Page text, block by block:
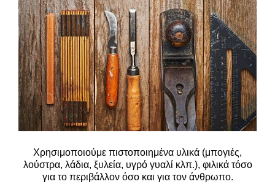
Χρησιμοποιούμε πιστοποιημένα υλικά (μπογιές,
λούστρα, λάδια, ξυλεία, υγρό γυαλί κλπ.), φιλικά τόσο
για το περιβάλλον όσο και για τον άνθρωπο.